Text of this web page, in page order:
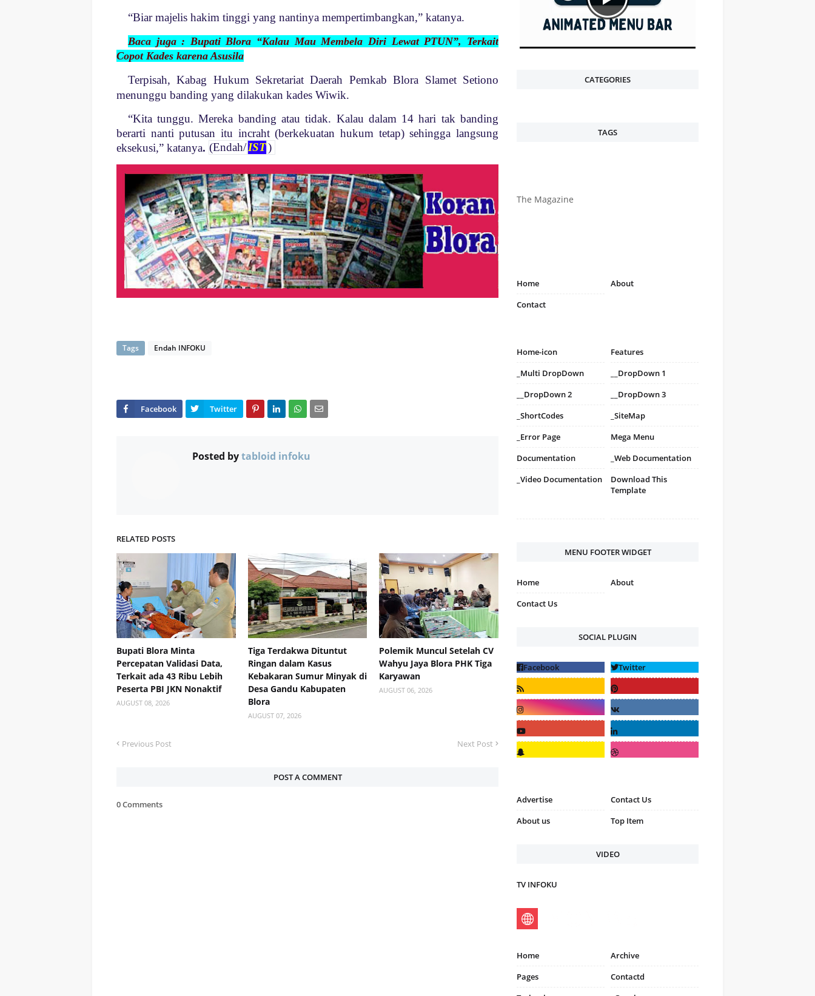
“Biar majelis hakim tinggi yang nantinya mempertimbangkan,” katanya.
Baca juga : Bupati Blora “Kalau Mau Membela Diri Lewat PTUN”, Terkait
Copot Kades karena Asusila
Terpisah, Kabag Hukum Sekretariat Daerah Pemkab Blora Slamet Setiono
menunggu banding yang dilakukan kades Wiwik.
“Kita tunggu. Mereka banding atau tidak. Kalau dalam 14 hari tak banding
berarti nanti putusan itu incraht (berkekuatan hukum tetap) sehingga langsung
eksekusi,” katanya. (Endah/IST)
Tags Endah INFOKU
Posted bytabloid infoku
RELATED POSTS
Bupati Blora Minta
Percepatan Validasi Data,
Terkait ada 43 Ribu Lebih
Peserta PBI JKN Nonaktif
AUGUST 08, 2026
Tiga Terdakwa Dituntut
Ringan dalam Kasus
Kebakaran Sumur Minyak di
Desa Gandu Kabupaten
Blora
AUGUST 07, 2026
Polemik Muncul Setelah CV
Wahyu Jaya Blora PHK Tiga
Karyawan
AUGUST 06, 2026
Previous Post Next Post
POST A COMMENT
0 Comments
CATEGORIES
TAGS
The Magazine
Home
About
Contact
Home-icon
Features
_Multi DropDown
__DropDown 1
__DropDown 2
__DropDown 3
_ShortCodes
_SiteMap
_Error Page
Mega Menu
Documentation
_Web Documentation
_Video Documentation
Download This
Template
MENU FOOTER WIDGET
Home
About
Contact Us
SOCIAL PLUGIN
Advertise
Contact Us
About us
Top Item
VIDEO
TV INFOKU
Home
Archive
Pages
Contactd